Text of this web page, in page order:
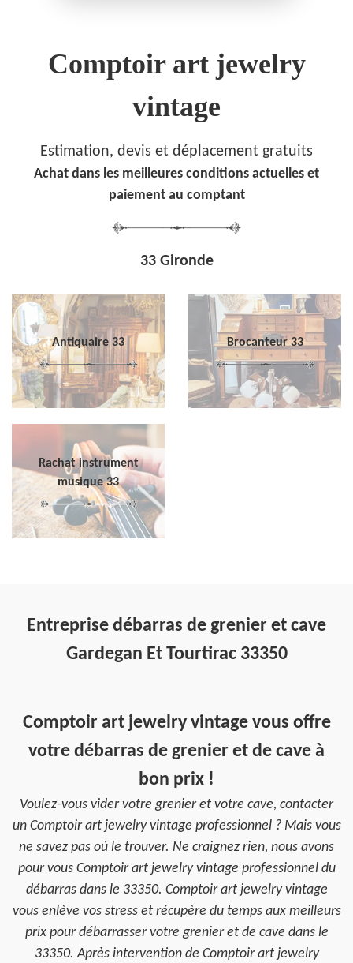
Comptoir art jewelry
vintage
Estimation, devis et déplacement gratuits
Achat dans les meilleures conditions actuelles et
paiement au comptant
33 Gironde
Antiquaire 33 Brocanteur 33
Rachat instrument
musique 33
Entreprise débarras de grenier et cave
Gardegan Et Tourtirac 33350
Comptoir art jewelry vintage vous offre
votre débarras de grenier et de cave à
bon prix !
Voulez-vous vider votre grenier et votre cave, contacter
un Comptoir art jewelry vintage professionnel ? Mais vous
ne savez pas où le trouver. Ne craignez rien, nous avons
pour vous Comptoir art jewelry vintage professionnel du
débarras dans le 33350. Comptoir art jewelry vintage
vous enlève vos stress et récupère du temps aux meilleurs
prix pour débarrasser votre grenier et de cave dans le
33350. Après intervention de Comptoir art jewelry